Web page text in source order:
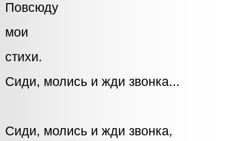
Повсюду
мои
стихи.
Сиди, молись и жди звонка...
Сиди, молись и жди звонка,